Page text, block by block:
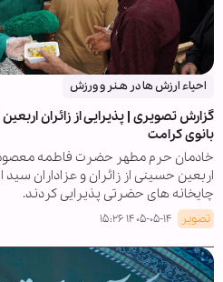
احیاء ارزش ها در هـنر و ورزش
گزارش تصویری | پذیرایی از زائران
بانوی کرامت
خادمان حرم مطهر حضرت فاطمه
اربعین حسینی از زائران و عزاداران سید
چایخانه های حضرتی پذیرایی کردند.
تصویر ۱۴۰۵-۰۵-۱۴ ۱۵:۲۶